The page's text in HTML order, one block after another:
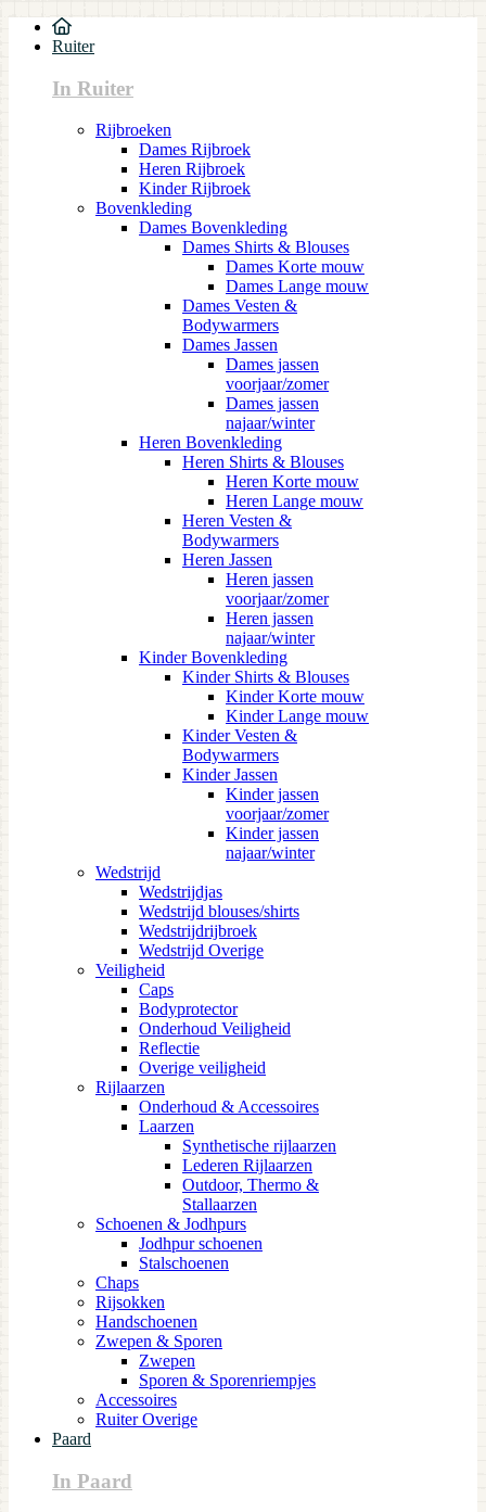
Ruiter
In Ruiter
Rijbroeken
Dames Rijbroek
Heren Rijbroek
Kinder Rijbroek
Bovenkleding
Dames Bovenkleding
Dames Shirts & Blouses
Dames Korte mouw
Dames Lange mouw
Dames Vesten &
Bodywarmers
Dames Jassen
Dames jassen
voorjaar/zomer
Dames jassen
najaar/winter
Heren Bovenkleding
Heren Shirts & Blouses
Heren Korte mouw
Heren Lange mouw
Heren Vesten &
Bodywarmers
Heren Jassen
Heren jassen
voorjaar/zomer
Heren jassen
najaar/winter
Kinder Bovenkleding
Kinder Shirts & Blouses
Kinder Korte mouw
Kinder Lange mouw
Kinder Vesten &
Bodywarmers
Kinder Jassen
Kinder jassen
voorjaar/zomer
Kinder jassen
najaar/winter
Wedstrijd
Wedstrijdjas
Wedstrijd blouses/shirts
Wedstrijdrijbroek
Wedstrijd Overige
Veiligheid
Caps
Bodyprotector
Onderhoud Veiligheid
Reflectie
Overige veiligheid
Rijlaarzen
Onderhoud & Accessoires
Laarzen
Synthetische rijlaarzen
Lederen Rijlaarzen
Outdoor, Thermo &
Stallaarzen
Schoenen & Jodhpurs
Jodhpur schoenen
Stalschoenen
Chaps
Rijsokken
Handschoenen
Zwepen & Sporen
Zwepen
Sporen & Sporenriempjes
Accessoires
Ruiter Overige
Paard
In Paard